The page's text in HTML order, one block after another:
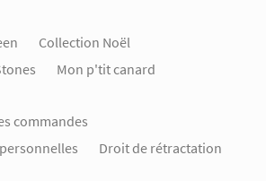
Collection Noël
Mon p'tit canard
commandes
Droit de rétractation